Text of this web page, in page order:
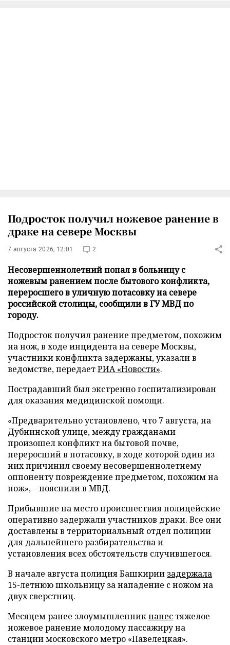
Подросток получил ножевое ранение в
драке на севере Москвы
7 августа 2026, 12:01 2
Несовершеннолетний попал в больницу с
ножевым ранением после бытового конфликта,
переросшего в уличную потасовку на севере
российской столицы, сообщили в ГУ МВД по
городу.
Подросток получил ранение предметом, похожим
на нож, в ходе инцидента на севере Москвы,
участники конфликта задержаны, указали в
ведомстве, передаетРИА «Новости».
Пострадавший был экстренно госпитализирован
для оказания медицинской помощи.
«Предварительно установлено, что 7 августа, на
Дубнинской улице, между гражданами
произошел конфликт на бытовой почве,
переросший в потасовку, в ходе которой один из
них причинил своему несовершеннолетнему
оппоненту повреждение предметом, похожим на
нож», – пояснили в МВД.
Прибывшие на место происшествия полицейские
оперативно задержали участников драки. Все они
доставлены в территориальный отдел полиции
для дальнейшего разбирательства и
установления всех обстоятельств случившегося.
В начале августа полиция Башкирии задержала
15-летнюю школьницу за нападение с ножом на
двух сверстниц.
Месяцем ранее злоумышленникнанес тяжелое
ножевое ранение молодому пассажиру на
станции московского метро «Павелецкая».